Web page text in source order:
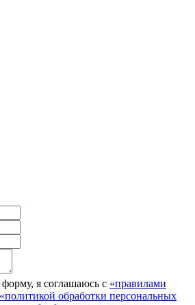
я соглашаюсь с «правилами
«политикой обработки персональных